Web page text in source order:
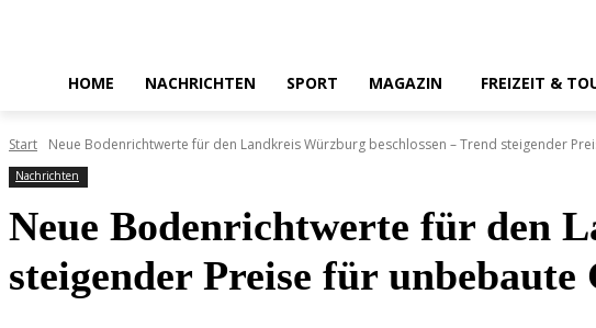
HOME NACHRICHTEN SPORT MAGAZIN FREIZEIT &
Start Neue Bodenrichtwerte für den Landkreis Würzburg beschlossen – Trend steigender
Nachrichten
Neue Bodenrichtwerte für den
steigender Preise für